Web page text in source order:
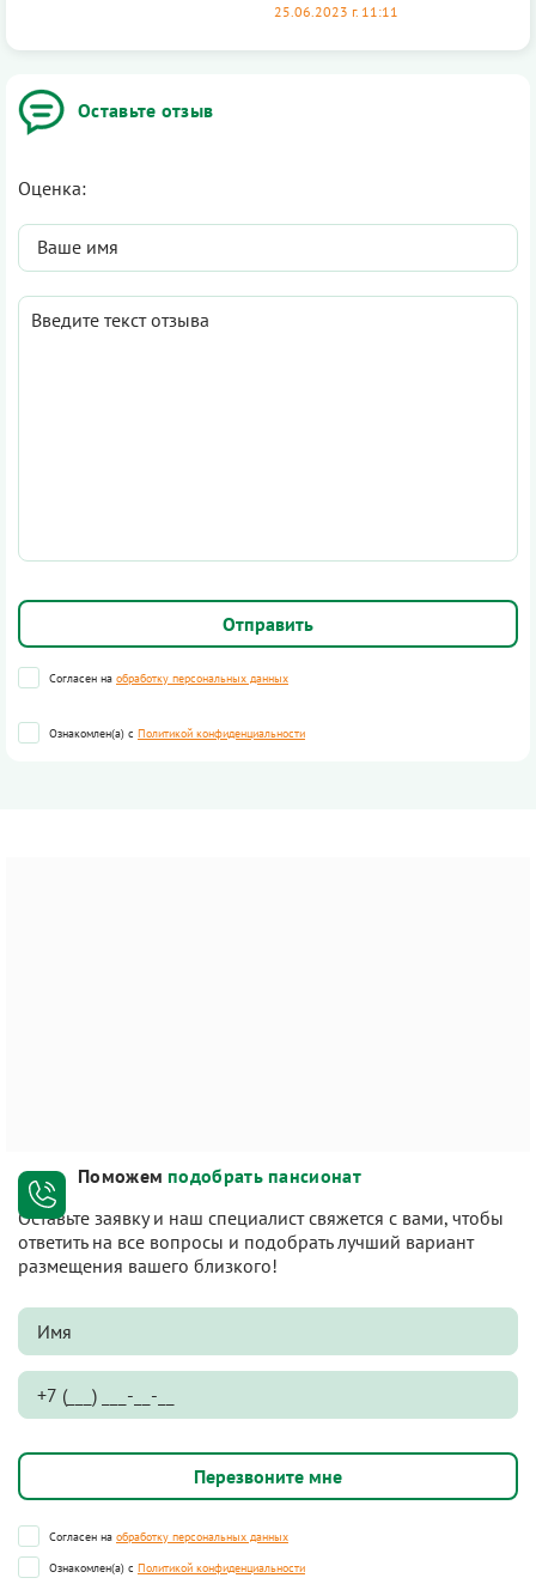
Оставьте отзыв
Оценка:
Согласен на обработку персональных данных
Ознакомлен(а) с Политикой конфиденциальности
25.06.2023 г. 11:11
Поможем подобрать пансионат
Оставьте заявку и наш специалист свяжется с вами, чтобы
ответить на все вопросы и подобрать лучший вариант
размещения вашего близкого!
Согласен на обработку персональных данных
Ознакомлен(а) с Политикой конфиденциальности